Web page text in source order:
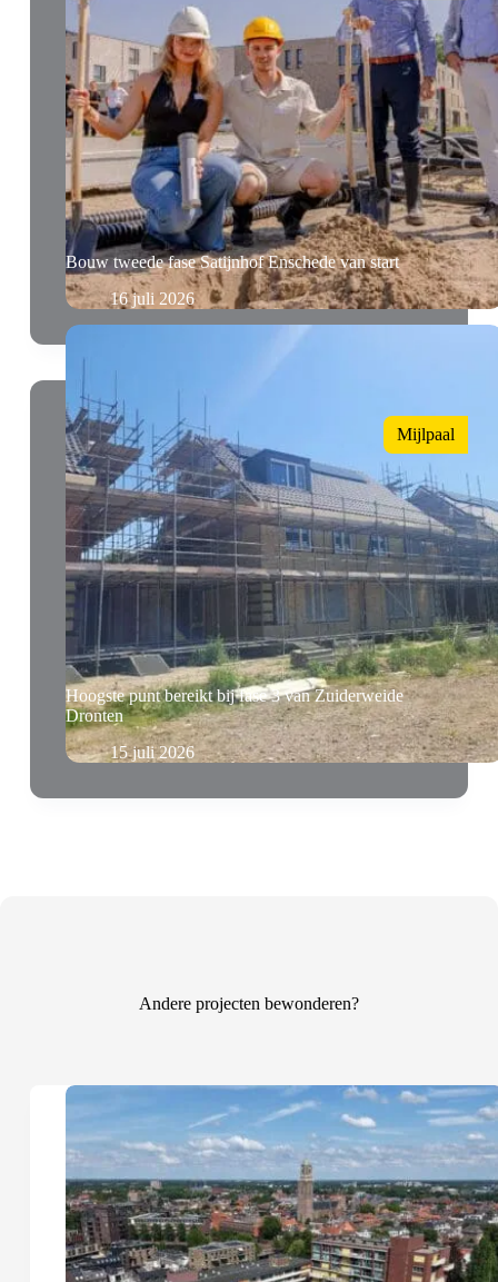
Bouw tweede fase Satijnhof Enschede van start
16 juli 2026
Mijlpaal
Hoogste punt bereikt bij fase 3 van Zuiderweide
Dronten
15 juli 2026
Andere projecten bewonderen?